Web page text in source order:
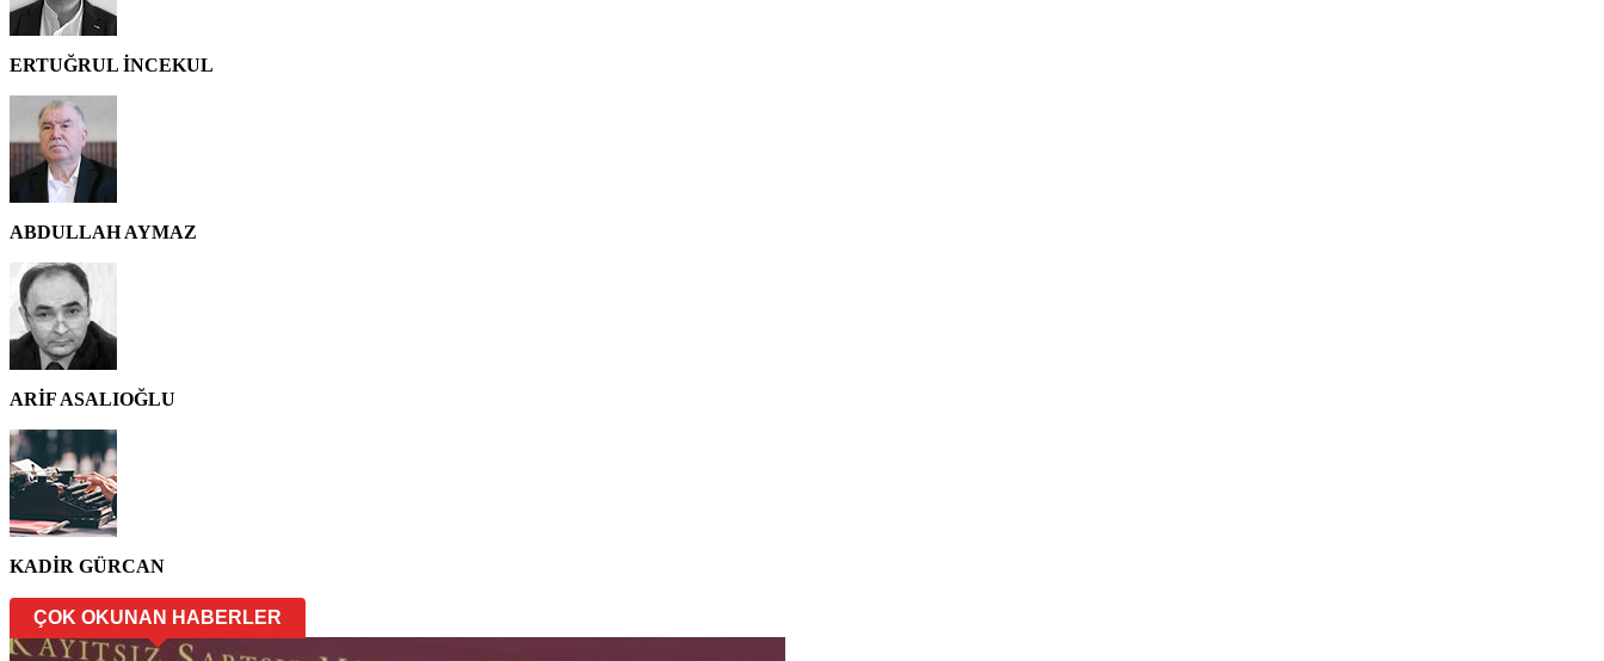
ERTUĞRUL İNCEKUL
ABDULLAH AYMAZ
ARİF ASALIOĞLU
KADİR GÜRCAN
ÇOK OKUNAN HABERLER